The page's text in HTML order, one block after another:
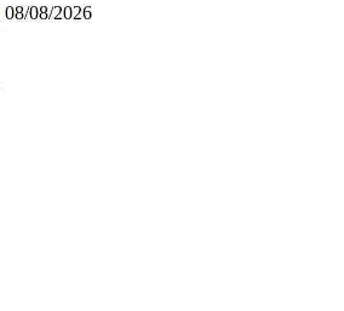
08/08/2026